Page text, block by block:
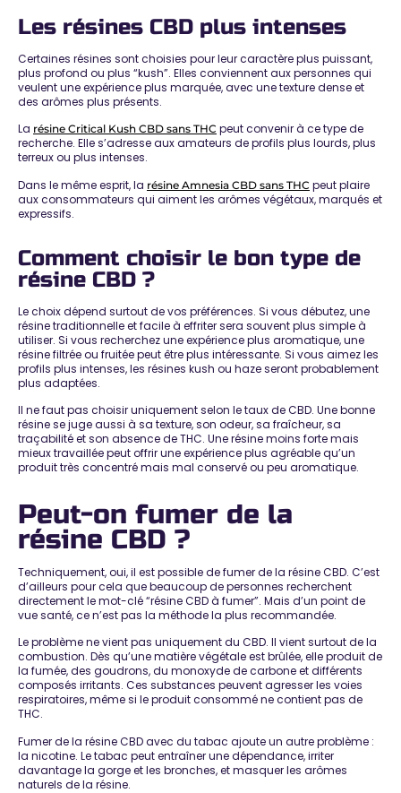
Les résines CBD plus intenses
Certaines résines sont choisies pour leur caractère plus puissant,
plus profond ou plus “kush”. Elles conviennent aux personnes qui
veulent une expérience plus marquée, avec une texture dense et
des arômes plus présents.
La résine Critical Kush CBD sans THC peut convenir à ce type de
recherche. Elle s’adresse aux amateurs de profils plus lourds, plus
terreux ou plus intenses.
Dans le même esprit, la résine Amnesia CBD sans THC peut plaire
aux consommateurs qui aiment les arômes végétaux, marqués et
expressifs.
Comment choisir le bon type de
résine CBD ?
Le choix dépend surtout de vos préférences. Si vous débutez, une
résine traditionnelle et facile à effriter sera souvent plus simple à
utiliser. Si vous recherchez une expérience plus aromatique, une
résine filtrée ou fruitée peut être plus intéressante. Si vous aimez les
profils plus intenses, les résines kush ou haze seront probablement
plus adaptées.
Il ne faut pas choisir uniquement selon le taux de CBD. Une bonne
résine se juge aussi à sa texture, son odeur, sa fraîcheur, sa
traçabilité et son absence de THC. Une résine moins forte mais
mieux travaillée peut offrir une expérience plus agréable qu’un
produit très concentré mais mal conservé ou peu aromatique.
Peut-on fumer de la
résine CBD ?
Techniquement, oui, il est possible de fumer de la résine CBD. C’est
d’ailleurs pour cela que beaucoup de personnes recherchent
directement le mot-clé“résine CBD à fumer”. Mais d’un point de
vue santé, ce n’est pas la méthode la plus recommandée.
Le problème ne vient pas uniquement du CBD. Il vient surtout de la
combustion. Dès qu’une matière végétale est brûlée, elle produit de
la fumée, des goudrons, du monoxyde de carbone et différents
composés irritants. Ces substances peuvent agresser les voies
respiratoires, même si le produit consommé ne contient pas de
THC.
Fumer de la résine CBD avec du tabac ajoute un autre problème :
la nicotine. Le tabac peut entraîner une dépendance, irriter
davantage la gorge et les bronches, et masquer les arômes
naturels de la résine.